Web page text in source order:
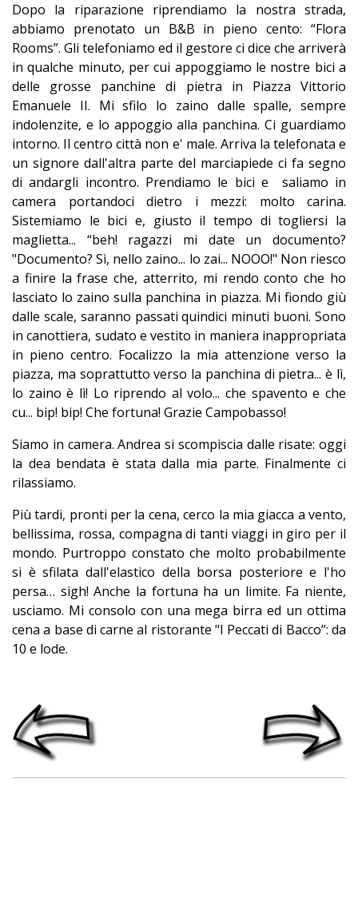
Dopo la riparazione riprendiamo la nostra strada,
abbiamo prenotato un B&B in pieno cento: “Flora
Rooms”. Gli telefoniamo ed il gestore ci dice che arriverà
in qualche minuto, per cui appoggiamo le nostre bici a
delle grosse panchine di pietra in Piazza Vittorio
Emanuele II. Mi sfilo lo zaino dalle spalle, sempre
indolenzite, e lo appoggio alla panchina. Ci guardiamo
intorno. Il centro città non e' male. Arriva la telefonata e
un signore dall'altra parte del marciapiede ci fa segno
di andargli incontro. Prendiamo le bici e saliamo in
camera portandoci dietro i mezzi: molto carina.
Sistemiamo le bici e, giusto il tempo di togliersi la
maglietta... “beh! ragazzi mi date un documento?
"Documento? Sì, nello zaino... lo zai... NOOO!" Non riesco
a finire la frase che, atterrito, mi rendo conto che ho
lasciato lo zaino sulla panchina in piazza. Mi fiondo giù
dalle scale, saranno passati quindici minuti buoni. Sono
in canottiera, sudato e vestito in maniera inappropriata
in pieno centro. Focalizzo la mia attenzione verso la
piazza, ma soprattutto verso la panchina di pietra... è lì,
lo zaino è lì! Lo riprendo al volo... che spavento e che
cu... bip! bip! Che fortuna! Grazie Campobasso!
Siamo in camera. Andrea si scompiscia dalle risate: oggi
la dea bendata è stata dalla mia parte. Finalmente ci
rilassiamo.
Più tardi, pronti per la cena, cerco la mia giacca a vento,
bellissima, rossa, compagna di tanti viaggi in giro per il
mondo. Purtroppo constato che molto probabilmente
si è sfilata dall'elastico della borsa posteriore e l'ho
persa… sigh! Anche la fortuna ha un limite. Fa niente,
usciamo. Mi consolo con una mega birra ed un ottima
cena a base di carne al ristorante "I Peccati di Bacco”: da
10 e lode.